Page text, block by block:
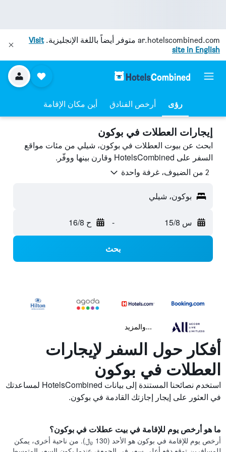
ar.hotelscombined.com متوفر أيضاً باللغة الإنجليزية.Visit
site in English
رؤى أرخص الفنادق أين مكان الإقامة
إيجارات العطلات في بوكون
ابحث عن بيوت العطلات في بوكون، شيلي من مئات مواقع
السفر على HotelsCombined وقارن بينها ووفّر.
2 من الضيوف، غرفة واحدة
بوكون، شيلي
س 15/8 - ح 16/8
بحث
...والمزيد
أفكار حول السفر لإيجارات
العطلات في بوكون
استخدم نصائحنا المستندة إلى بيانات HotelsCombined لمساعدتك
في العثور على إيجار إجازتك القادمة في بوكون.
ما هو أرخص يوم للإقامة في بيت عطلات في بوكون؟
أرخص يوم للإقامة في بوكون هو الأحد (130 ﷼). من ناحية أخرى، يمكن